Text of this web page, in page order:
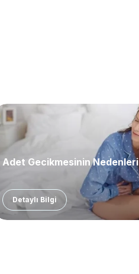
Adet Gecikmesinin Nedenleri
Detaylı Bilgi